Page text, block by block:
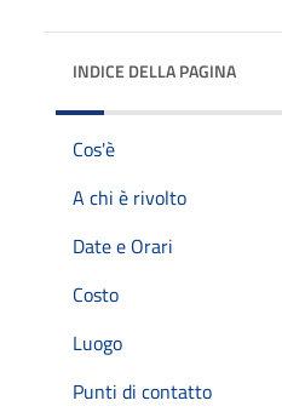
INDICE DELLA PAGINA
Cos'è
A chi è rivolto
Date e Orari
Costo
Luogo
Punti di contatto